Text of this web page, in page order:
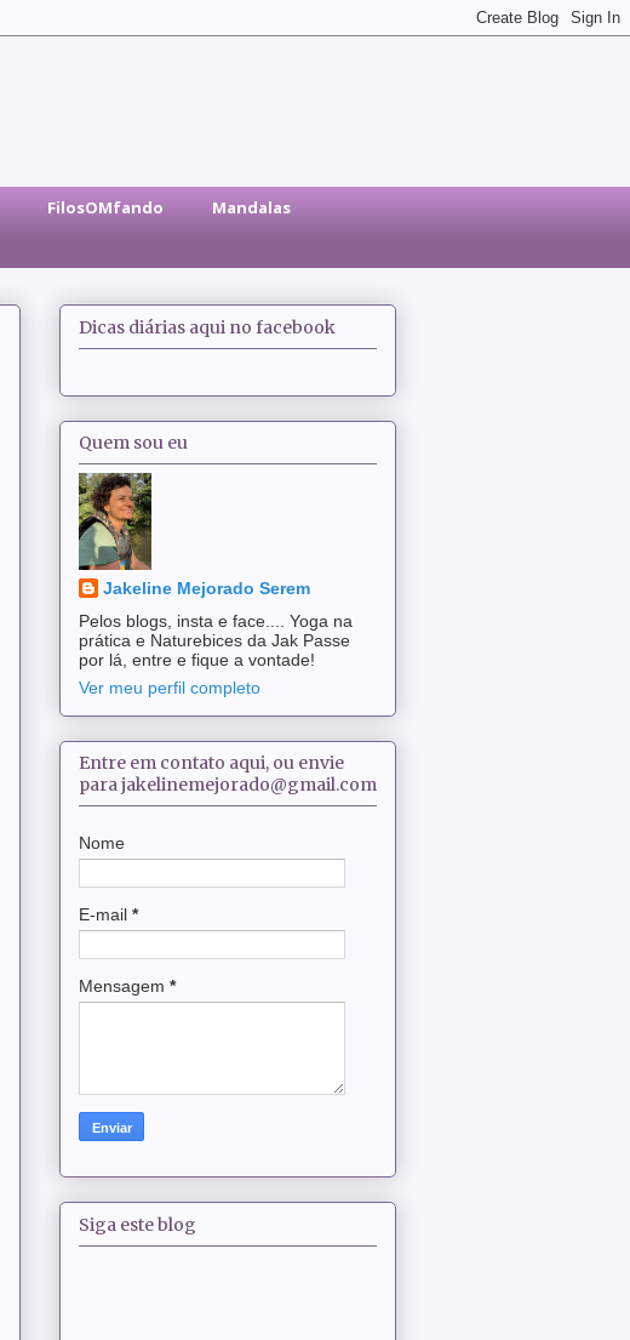
FilosOMfando
Mandalas
Dicas diárias aqui no facebook
Quem sou eu
Jakeline Mejorado Serem
Pelos blogs, insta e face.... Yoga na
prática e Naturebices da Jak Passe
por lá, entre e fique a vontade!
Ver meu perfil completo
Entre em contato aqui, ou envie
para jakelinemejorado@gmail.com
Nome
E-mail *
Mensagem *
Siga este blog